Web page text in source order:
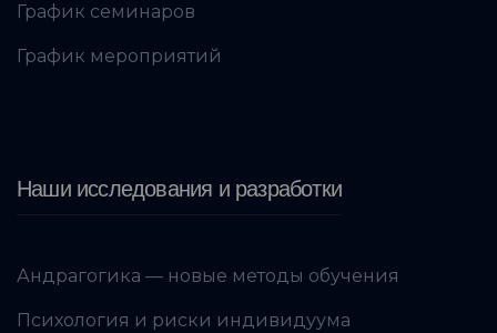
График семинаров
График мероприятий
Наши исследования и разработки
Андрагогика — новые методы обучения
Психология и риски индивидуума